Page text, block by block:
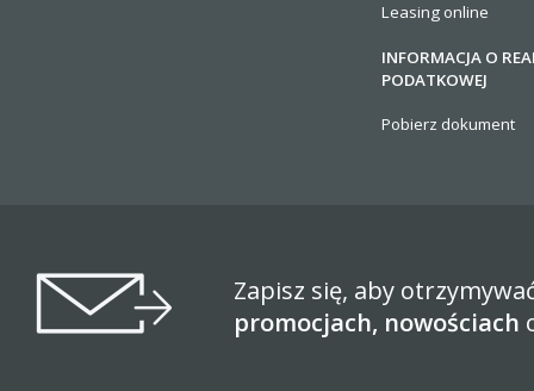
Leasing online
INFORMACJA O
PODATKOWEJ
Pobierz dokument
Zapisz się, aby
promocjach, nowościach